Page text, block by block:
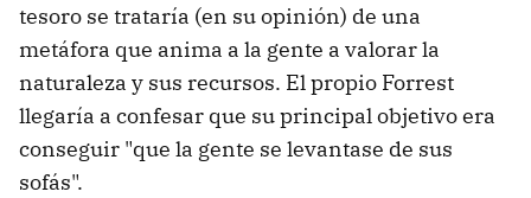
tesoro se trataría (en su opinión) de una
metáfora que anima a la gente a valorar la
naturaleza y sus recursos. El propio Forrest
llegaría a confesar que su principal objetivo era
conseguir "que la gente se levantase de sus
sofás".